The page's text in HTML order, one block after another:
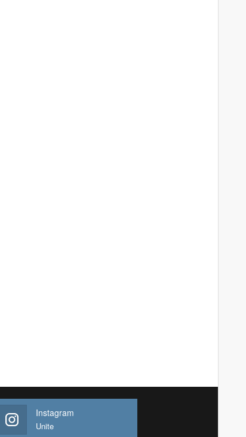
Instagram
Unite